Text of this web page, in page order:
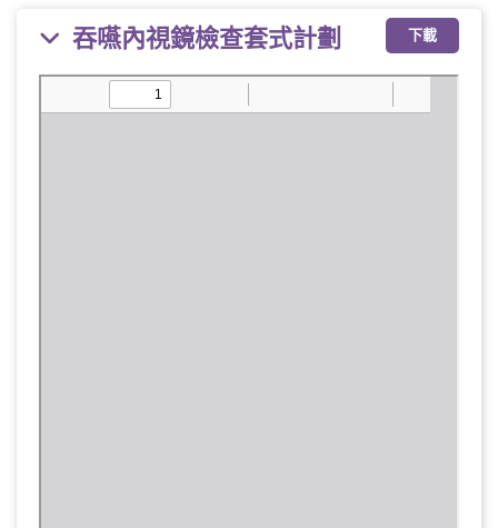
下載
吞嚥內視鏡檢查套式計劃